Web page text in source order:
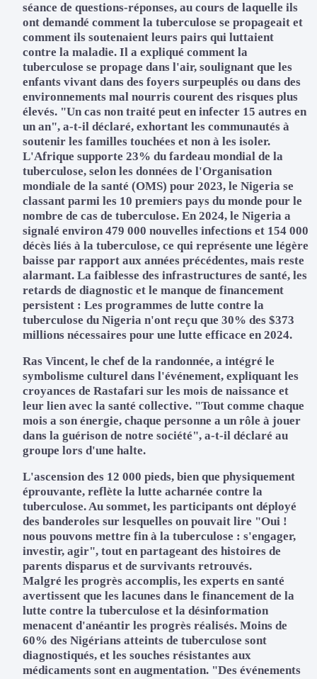
séance de questions-réponses, au cours de laquelle ils
ont demandé comment la tuberculose se propageait et
comment ils soutenaient leurs pairs qui luttaient
contre la maladie. Il a expliqué comment la
tuberculose se propage dans l'air, soulignant que les
enfants vivant dans des foyers surpeuplés ou dans des
environnements mal nourris courent des risques plus
élevés. "Un cas non traité peut en infecter 15 autres en
un an", a-t-il déclaré, exhortant les communautés à
soutenir les familles touchées et non à les isoler.
L'Afrique supporte 23% du fardeau mondial de la
tuberculose, selon les données de l'Organisation
mondiale de la santé (OMS) pour 2023, le Nigeria se
classant parmi les 10 premiers pays du monde pour le
nombre de cas de tuberculose. En 2024, le Nigeria a
signalé environ 479 000 nouvelles infections et 154 000
décès liés à la tuberculose, ce qui représente une légère
baisse par rapport aux années précédentes, mais reste
alarmant. La faiblesse des infrastructures de santé, les
retards de diagnostic et le manque de financement
persistent : Les programmes de lutte contre la
tuberculose du Nigeria n'ont reçu que 30% des $373
millions nécessaires pour une lutte efficace en 2024.
Ras Vincent, le chef de la randonnée, a intégré le
symbolisme culturel dans l'événement, expliquant les
croyances de Rastafari sur les mois de naissance et
leur lien avec la santé collective. "Tout comme chaque
mois a son énergie, chaque personne a un rôle à jouer
dans la guérison de notre société", a-t-il déclaré au
groupe lors d'une halte.
L'ascension des 12 000 pieds, bien que physiquement
éprouvante, reflète la lutte acharnée contre la
tuberculose. Au sommet, les participants ont déployé
des banderoles sur lesquelles on pouvait lire "Oui !
nous pouvons mettre fin à la tuberculose : s'engager,
investir, agir", tout en partageant des histoires de
parents disparus et de survivants retrouvés.
Malgré les progrès accomplis, les experts en santé
avertissent que les lacunes dans le financement de la
lutte contre la tuberculose et la désinformation
menacent d'anéantir les progrès réalisés. Moins de
60% des Nigérians atteints de tuberculose sont
diagnostiqués, et les souches résistantes aux
médicaments sont en augmentation. "Des événements